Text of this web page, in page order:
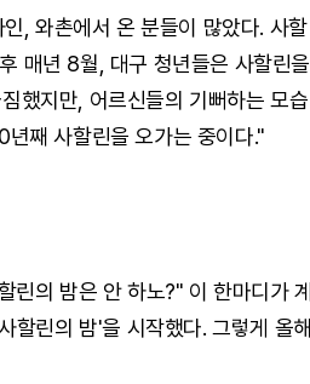
, 와촌에서 온 분들이 많았다. 사할
매년 8월, 대구 청년들은 사할린을
했지만, 어르신들의 기뻐하는 모습
째 사할린을 오가는 중이다."
의 밤은 안 하노?" 이 한마디가 계
할린의 밤'을 시작했다. 그렇게 올해